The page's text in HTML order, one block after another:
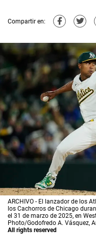
Compartir en:
ARCHIVO - El lanzador de los
los Cachorros de Chicago
el 31 de marzo de 2025, en
Photo/Godofredo A. Vásquez,
All rights reserved